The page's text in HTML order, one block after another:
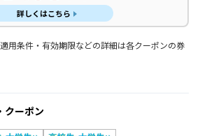
詳しくはこちら
用条件・有効期限などの詳細は各クーポンの券
クーポン